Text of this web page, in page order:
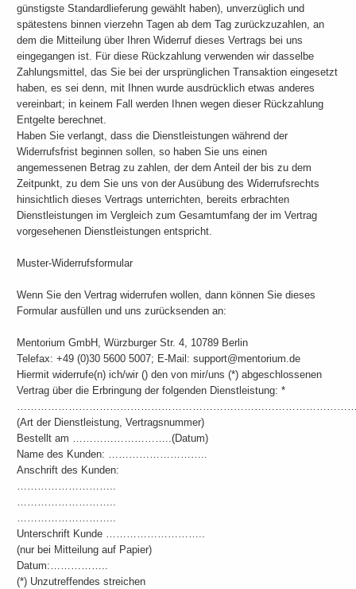
günstigste Standardlieferung gewählt haben), unverzüglich und
spätestens binnen vierzehn Tagen ab dem Tag zurückzuzahlen, an
dem die Mitteilung über Ihren Widerruf dieses Vertrags bei uns
eingegangen ist. Für diese Rückzahlung verwenden wir dasselbe
Zahlungsmittel, das Sie bei der ursprünglichen Transaktion eingesetzt
haben, es sei denn, mit Ihnen wurde ausdrücklich etwas anderes
vereinbart; in keinem Fall werden Ihnen wegen dieser Rückzahlung
Entgelte berechnet.
Haben Sie verlangt, dass die Dienstleistungen während der
Widerrufsfrist beginnen sollen, so haben Sie uns einen
angemessenen Betrag zu zahlen, der dem Anteil der bis zu dem
Zeitpunkt, zu dem Sie uns von der Ausübung des Widerrufsrechts
hinsichtlich dieses Vertrags unterrichten, bereits erbrachten
Dienstleistungen im Vergleich zum Gesamtumfang der im Vertrag
vorgesehenen Dienstleistungen entspricht.
Muster-Widerrufsformular
Wenn Sie den Vertrag widerrufen wollen, dann können Sie dieses
Formular ausfüllen und uns zurücksenden an:
Mentorium GmbH, Würzburger Str. 4, 10789 Berlin
Telefax: +49 (0)30 5600 5007; E-Mail: support@mentorium.de
Hiermit widerrufe(n) ich/wir () den von mir/uns (*) abgeschlossenen
Vertrag über die Erbringung der folgenden Dienstleistung: *
(Art der Dienstleistung, Vertragsnummer)
Bestellt am ………………………..(Datum)
Name des Kunden: ………………………..
Anschrift des Kunden:
………………………..
………………………..
………………………..
Unterschrift Kunde ………………………..
(nur bei Mitteilung auf Papier)
Datum:……………..
(*) Unzutreffendes streichen